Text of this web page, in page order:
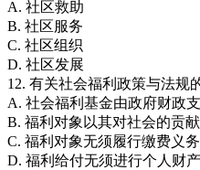
A. 社区救助
B. 社区服务
C. 社区组织
D. 社区发展
12. 有关社会福利政策与法规
A. 社会福利基金由政府财政
B. 福利对象以其对社会的贡
C. 福利对象无须履行缴费义务
D. 福利给付无须进行个人财